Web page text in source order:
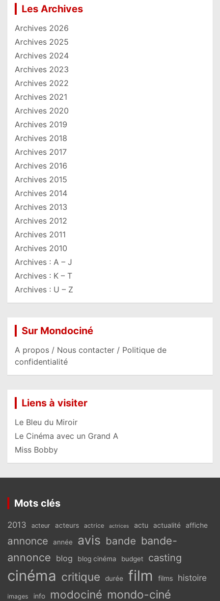
Les Archives
Archives 2026
Archives 2025
Archives 2024
Archives 2023
Archives 2022
Archives 2021
Archives 2020
Archives 2019
Archives 2018
Archives 2017
Archives 2016
Archives 2015
Archives 2014
Archives 2013
Archives 2012
Archives 2011
Archives 2010
Archives : A – J
Archives : K – T
Archives : U – Z
Sur Mondociné
A propos / Nous contacter / Politique de
confidentialité
Liens à visiter
Le Bleu du Miroir
Le Cinéma avec un Grand A
Miss Bobby
Mots clés
2013 acteur acteurs actrice actrices actu actualité affiche
annonce année avis bande bande-
annonce blog blog cinéma budget casting
cinéma critique durée film films histoire
images info modociné mondo-ciné